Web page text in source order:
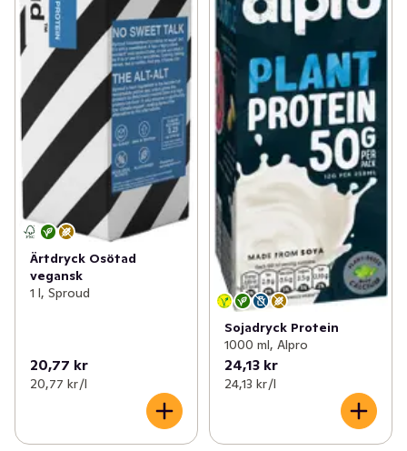
Ärtdryck Osötad
vegansk
1 l, Sproud
20,77 kr
20,77 kr /l
Sojadryck Protein
1000 ml, Alpro
24,13 kr
24,13 kr /l